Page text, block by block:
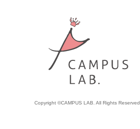
Copyright ©CAMPUS LAB. All Rights Reserved.